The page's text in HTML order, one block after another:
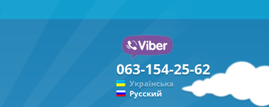
063-154-25-62
Українська
Русский